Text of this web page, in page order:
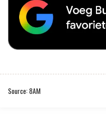
Source: 8AM